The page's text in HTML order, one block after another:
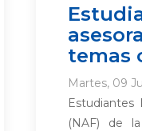
temas
Martes, 09
(NAF) de